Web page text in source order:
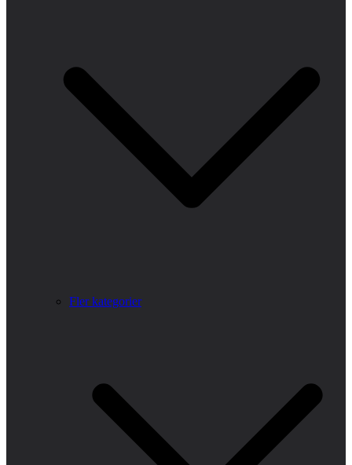
Fler kategorier